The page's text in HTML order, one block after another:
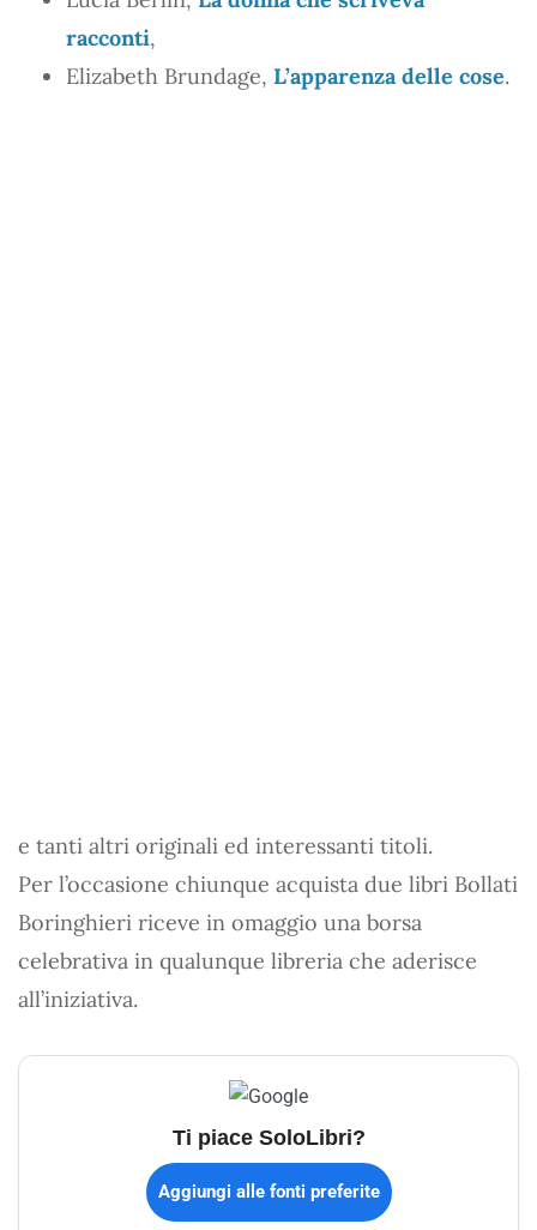
racconti,
Elizabeth Brundage, L’apparenza delle cose.
e tanti altri originali ed interessanti titoli.
Per l’occasione chiunque acquista due libri Bollati
Boringhieri riceve in omaggio una borsa
celebrativa in qualunque libreria che aderisce
all’iniziativa.
Ti piace SoloLibri?
Aggiungi alle fonti preferite